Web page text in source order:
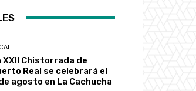
XXII Chistorrada de
Real se celebrará el
agosto en La Cachucha